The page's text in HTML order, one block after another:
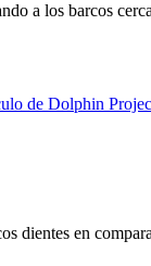
a los barcos
de Dolphin
dientes en